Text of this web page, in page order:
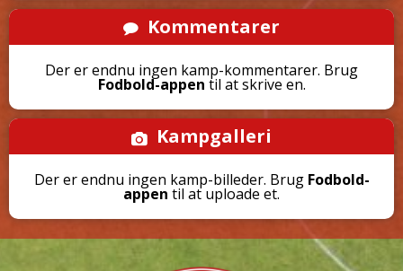
Kommentarer
Der er endnu ingen kamp-kommentarer. Brug
Fodbold-appen til at skrive en.
Kampgalleri
Der er endnu ingen kamp-billeder. Brug Fodbold-
appen til at uploade et.